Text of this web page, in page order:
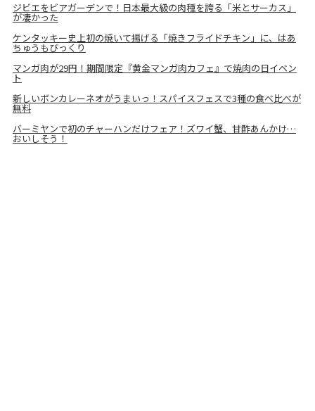
ジビエをビアガーデンで！日本最大級の肉種を誇る「米とサーカス」
が凄かった
ケンタッキー史上初の焼いて揚げる「焼きフライドチキン」に、はあ
ちゅうもびっくり
マンガ肉が29円！期間限定『黄金マンガ肉カフェ』で焼肉の日イベン
ト
新しいボンカレーネオがうまいっ！スパイスフェスで3種の食べ比べが
無料
バーミヤンで初のチャーハンだけフェア！ズワイ蟹、甘酢あんかけ…
おいしそう！